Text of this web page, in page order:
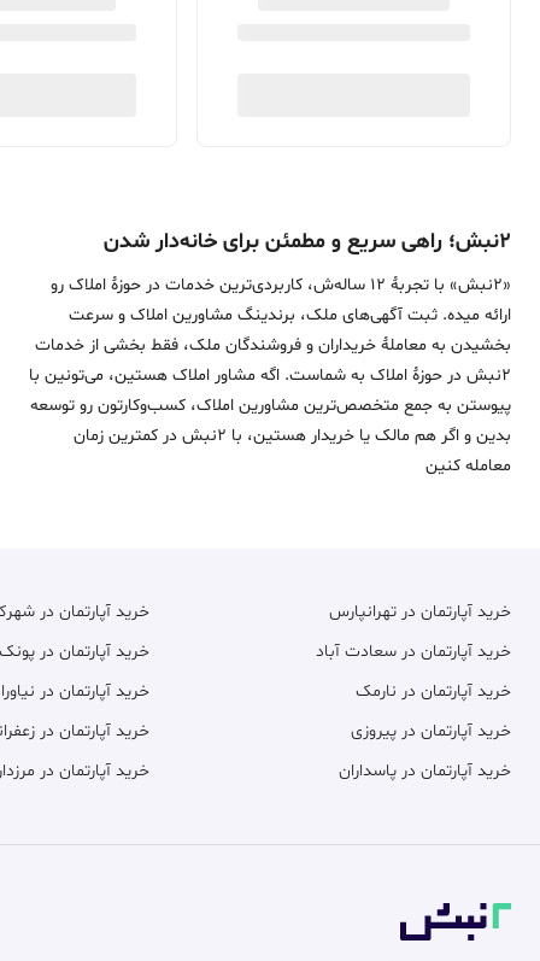
۲نبش؛ راهی سریع و مطمئن برای خانه‌دار شدن
«2نبش» با تجربۀ 12 ساله‌ش، کاربردی‌ترین خدمات در حوزۀ املاک رو
ارائه میده. ثبت آگهی‌های ملک، برندینگ مشاورین املاک و سرعت
بخشیدن به معاملۀ خریداران و فروشندگان ملک، فقط بخشی از خدمات
2نبش در حوزۀ املاک به شماست. اگه مشاور املاک هستین، می‌تونین با
پیوستن به جمع متخصص‌ترین مشاورین املاک، کسب‌وکارتون رو توسعه
بدین و اگر هم مالک یا خریدار هستین، با 2نبش در کمترین زمان
معامله‌ کنین
خرید آپارتمان در تهرانپارس
خرید آپارتمان در سعادت آباد
خرید آپارتمان در نارمک
خرید آپارتمان در پیروزی
خرید آپارتمان در پاسداران
خرید آپارتمان در
خرید آپارتمان در
خرید آپارتمان در
خرید آپارتمان در
خرید آپارتمان در